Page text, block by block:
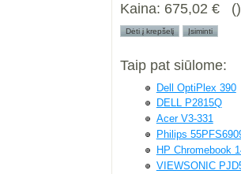
Kaina: 675,02 €
Taip pat siūlome:
Dell OptiPlex 390
DELL P2815Q
Acer V3-331
Philips
HP Chromebook
VIEWSONIC